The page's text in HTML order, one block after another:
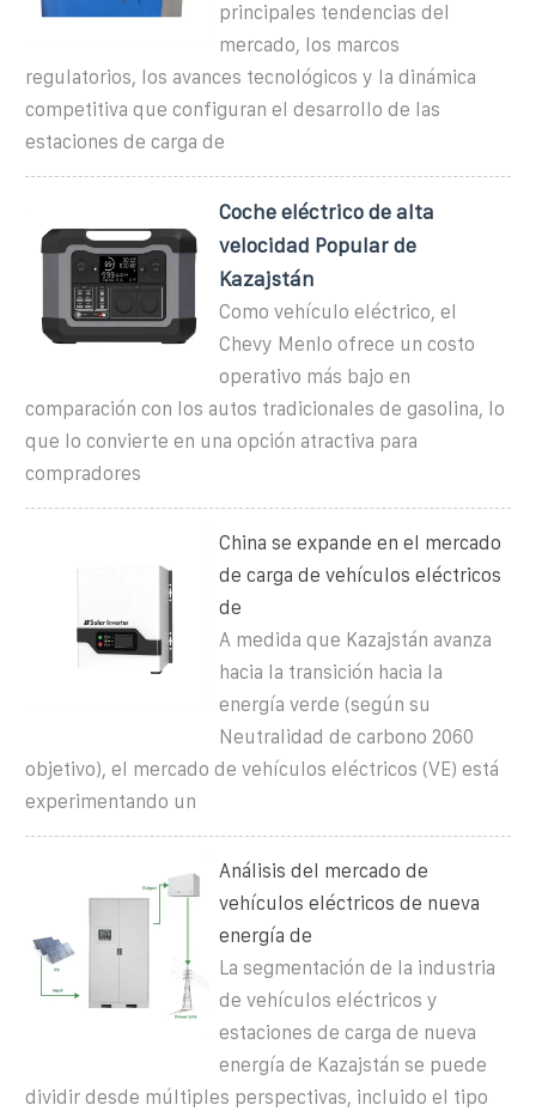
principales tendencias del
mercado, los marcos
regulatorios, los avances tecnológicos y la dinámica
competitiva que configuran el desarrollo de las
estaciones de carga de
Coche eléctrico de alta
velocidad Popular de
Kazajstán
Como vehículo eléctrico, el
Chevy Menlo ofrece un costo
operativo más bajo en
comparación con los autos tradicionales de gasolina, lo
que lo convierte en una opción atractiva para
compradores
China se expande en el mercado
de carga de vehículos eléctricos
de
A medida que Kazajstán avanza
hacia la transición hacia la
energía verde (según su
Neutralidad de carbono 2060
objetivo), el mercado de vehículos eléctricos (VE) está
experimentando un
Análisis del mercado de
vehículos eléctricos de nueva
energía de
La segmentación de la industria
de vehículos eléctricos y
estaciones de carga de nueva
energía de Kazajstán se puede
dividir desde múltiples perspectivas, incluido el tipo